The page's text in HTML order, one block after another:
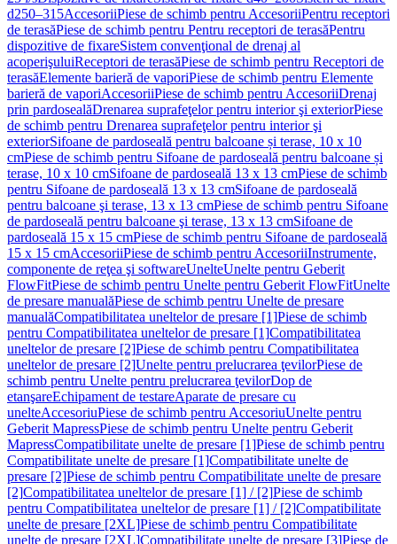
d250–315AccesoriiPiese de schimb pentru AccesoriiPentru receptori
de terasăPiese de schimb pentru Pentru receptori de terasăPentru
dispozitive de fixareSistem convenţional de drenaj al
acoperişuluiReceptori de terasăPiese de schimb pentru Receptori de
terasăElemente barieră de vaporiPiese de schimb pentru Elemente
barieră de vaporiAccesoriiPiese de schimb pentru AccesoriiDrenaj
prin pardosealăDrenarea suprafeţelor pentru interior şi exteriorPiese
de schimb pentru Drenarea suprafeţelor pentru interior şi
exteriorSifoane de pardoseală pentru balcoane și terase, 10 x 10
cmPiese de schimb pentru Sifoane de pardoseală pentru balcoane și
terase, 10 x 10 cmSifoane de pardoseală 13 x 13 cmPiese de schimb
pentru Sifoane de pardoseală 13 x 13 cmSifoane de pardoseală
pentru balcoane şi terase, 13 x 13 cmPiese de schimb pentru Sifoane
de pardoseală pentru balcoane şi terase, 13 x 13 cmSifoane de
pardoseală 15 x 15 cmPiese de schimb pentru Sifoane de pardoseală
15 x 15 cmAccesoriiPiese de schimb pentru AccesoriiInstrumente,
componente de reţea şi softwareUnelteUnelte pentru Geberit
FlowFitPiese de schimb pentru Unelte pentru Geberit FlowFitUnelte
de presare manualăPiese de schimb pentru Unelte de presare
manualăCompatibilitatea uneltelor de presare [1]Piese de schimb
pentru Compatibilitatea uneltelor de presare [1]Compatibilitatea
uneltelor de presare [2]Piese de schimb pentru Compatibilitatea
uneltelor de presare [2]Unelte pentru prelucrarea ţevilorPiese de
schimb pentru Unelte pentru prelucrarea ţevilorDop de
etanşareEchipament de testareAparate de presare cu
unelteAccesoriuPiese de schimb pentru AccesoriuUnelte pentru
Geberit MapressPiese de schimb pentru Unelte pentru Geberit
MapressCompatibilitate unelte de presare [1]Piese de schimb pentru
Compatibilitate unelte de presare [1]Compatibilitate unelte de
presare [2]Piese de schimb pentru Compatibilitate unelte de presare
[2]Compatibilitatea uneltelor de presare [1] / [2]Piese de schimb
pentru Compatibilitatea uneltelor de presare [1] / [2]Compatibilitate
unelte de presare [2XL]Piese de schimb pentru Compatibilitate
unelte de presare [2XL]Compatibilitate unelte de presare [3]Piese de